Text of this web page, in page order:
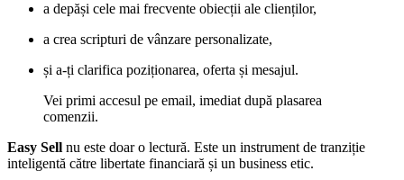
a depăși cele mai frecvente obiecții ale clienților,
a crea scripturi de vânzare personalizate,
și a-ți clarifica poziționarea, oferta și mesajul.
Vei primi accesul pe email, imediat după plasarea
comenzii.
Easy Sell nu este doar o lectură. Este un instrument de tranziție
inteligentă către libertate financiară și un business etic.